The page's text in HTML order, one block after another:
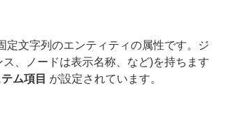
定文字列のエンティティの属性です。ジ
、ノードは表示名称、など)を持ちます
ム項目 が設定されています。